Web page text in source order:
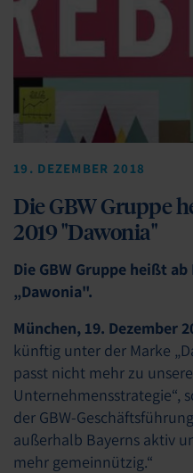
19. DEZEMBER 2018
Die GBW Gruppe
2019 "Dawonia"
Die GBW Gruppe heißt
„Dawonia".
München, 19. Dezember
künftig unter der Marke
passt nicht mehr zu
Unternehmensstrategie“,
der GBW-
außerhalb Bayerns aktiv
mehr gemeinnützig.“